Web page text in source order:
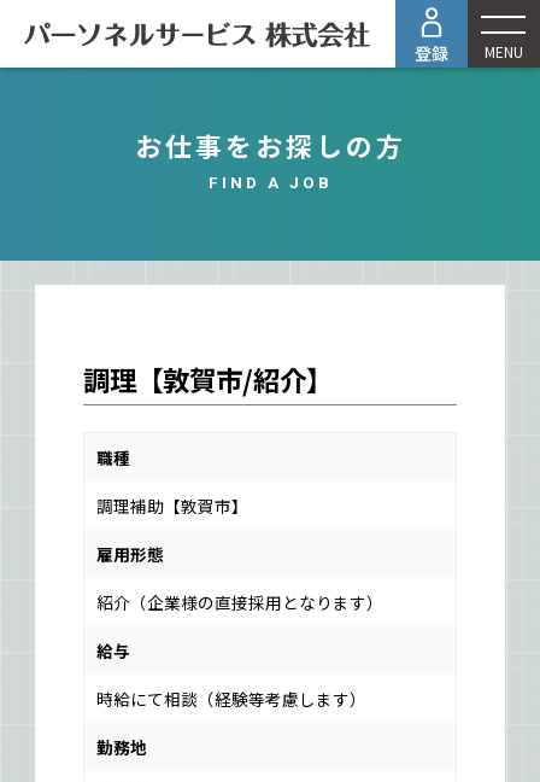
MENU
お仕事をお探しの方
FIND A JOB
調理【敦賀市/紹介】
職種
調理補助【敦賀市】
雇用形態
紹介（企業様の直接採用となります）
給与
時給にて相談（経験等考慮します）
勤務地